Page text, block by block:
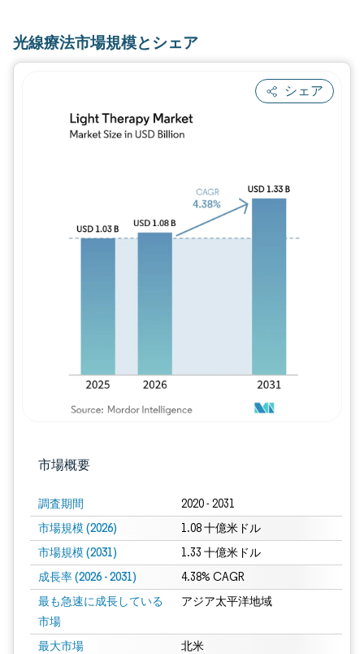
光線療法市場規模とシェア
シェア
市場概要
調査期間 2020 - 2031
市場規模 (2026) 1.08 十億米ドル
市場規模 (2031) 1.33 十億米ドル
成長率 (2026 - 2031) 4.38% CAGR
最も急速に成長している
市場
アジア太平洋地域
最大市場 北米